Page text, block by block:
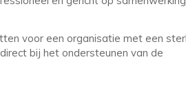
voor een organisatie met een
bij het ondersteunen van de